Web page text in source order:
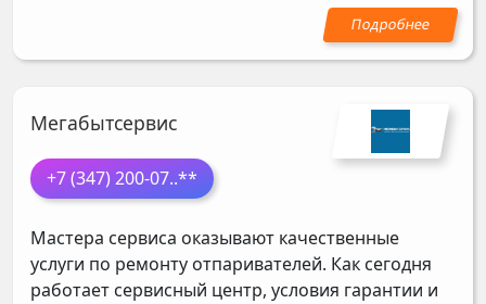
Мегабытсервис
+7 (347) 200-07..**
Мастера сервиса оказывают качественные
услуги по ремонту отпаривателей. Как сегодня
работает сервисный центр, условия гарантии и